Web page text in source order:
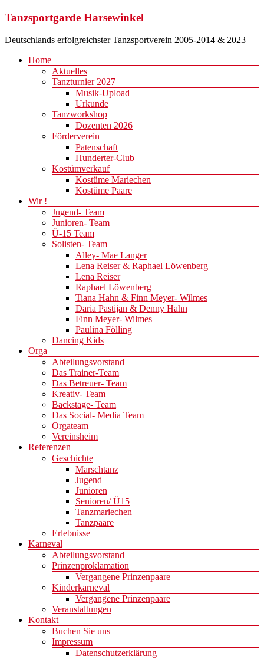
Zum
springen
Tanzsportgarde Harsewinkel
Deutschlands erfolgreichster Tanzsportverein 2005-2014 & 2023
Menü
Home
Aktuelles
Tanzturnier 2027
Musik-Upload
Urkunde
Tanzworkshop
Dozenten 2026
Förderverein
Patenschaft
Hunderter-Club
Kostümverkauf
Kostüme Mariechen
Kostüme Paare
Wir !
Jugend- Team
Junioren- Team
Ü-15 Team
Solisten- Team
Alley- Mae Langer
Lena Reiser & Raphael Löwenberg
Lena Reiser
Raphael Löwenberg
Tiana Hahn & Finn Meyer- Wilmes
Daria Pastijan & Denny Hahn
Finn Meyer- Wilmes
Paulina Fölling
Dancing Kids
Orga
Abteilungsvorstand
Das Trainer-Team
Das Betreuer- Team
Kreativ- Team
Backstage- Team
Das Social- Media Team
Orgateam
Vereinsheim
Referenzen
Geschichte
Marschtanz
Jugend
Junioren
Senioren/ Ü15
Tanzmariechen
Tanzpaare
Erlebnisse
Karneval
Abteilungsvorstand
Prinzenproklamation
Vergangene Prinzenpaare
Kinderkarneval
Vergangene Prinzenpaare
Veranstaltungen
Kontakt
Buchen Sie uns
Impressum
Datenschutzerklärung